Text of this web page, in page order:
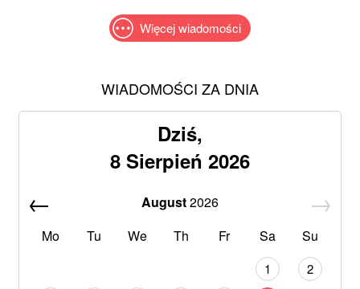
Więcej wiadomości
WIADOMOŚCI ZA DNIA
Dziś,
8 Sierpień 2026
August2026
Mo
Tu We Th Fr Sa Su
1
2